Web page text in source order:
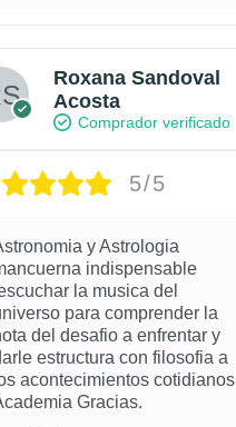
Roxana Sandoval
Acosta
Comprador verificado
5/5
y Astrologia
indispensable
la musica del
para comprender la
del desafio a enfrentar y
estructura con filosofia a
acontecimientos
Gracias.